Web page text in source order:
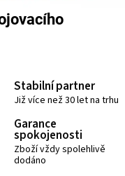
Stabilní partner
Již více než 30 let na trhu
Garance
spokojenosti
Zboží vždy spolehlivě
dodáno